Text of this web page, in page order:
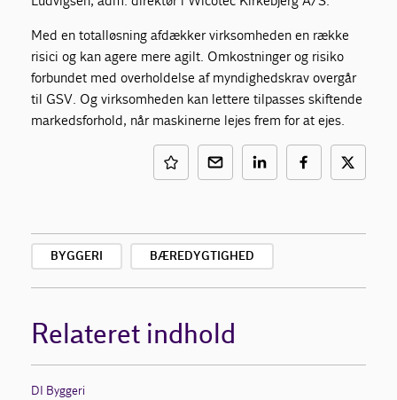
Med en totalløsning afdækker virksomheden en række
risici og kan agere mere agilt. Omkostninger og risiko
forbundet med overholdelse af myndighedskrav overgår
til GSV. Og virksomheden kan lettere tilpasses skiftende
markedsforhold, når maskinerne lejes frem for at ejes.
BYGGERI BÆREDYGTIGHED
Relateret indhold
DI Byggeri